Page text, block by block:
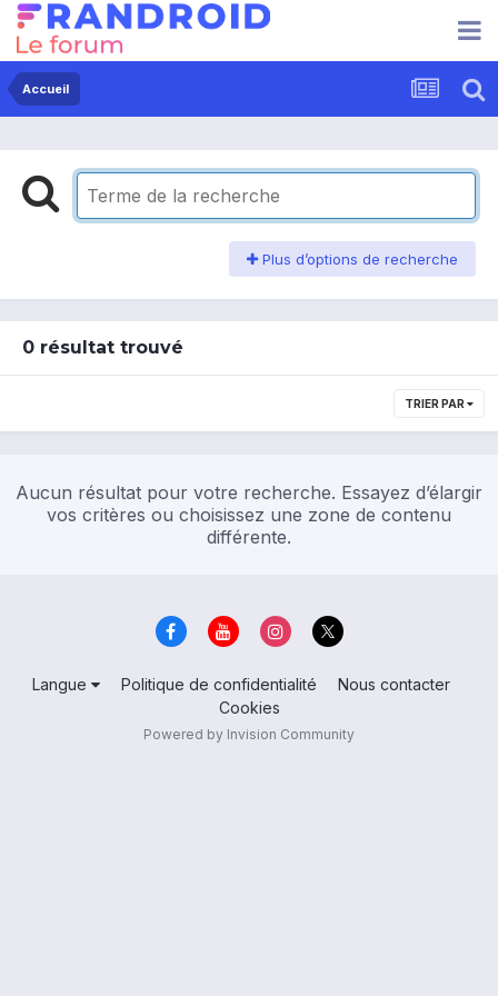
Accueil
Plus d’options de recherche
0 résultat trouvé
TRIER PAR
Aucun résultat pour votre recherche. Essayez d’élargir
vos critères ou choisissez une zone de contenu
différente.
Langue Politique de confidentialité
Nous contacter
Cookies
Powered by Invision Community